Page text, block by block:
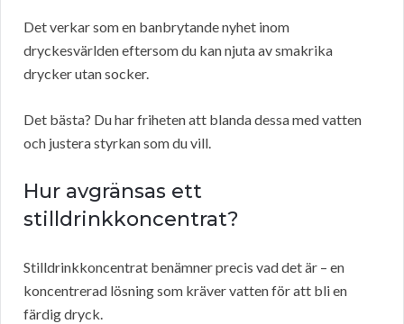
Det verkar som en banbrytande nyhet inom
dryckesvärlden eftersom du kan njuta av smakrika
drycker utan socker.
Det bästa? Du har friheten att blanda dessa med vatten
och justera styrkan som du vill.
Hur avgränsas ett
stilldrinkkoncentrat?
Stilldrinkkoncentrat benämner precis vad det är – en
koncentrerad lösning som kräver vatten för att bli en
färdig dryck.